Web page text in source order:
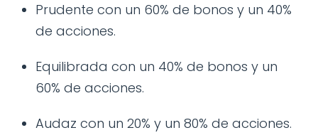
Prudente con un 60% de bonos y un 40%
de acciones.
Equilibrada con un 40% de bonos y un
60% de acciones.
Audaz con un 20% y un 80% de acciones.